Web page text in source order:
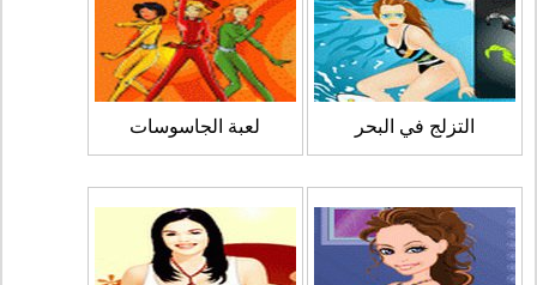
التزلج في البحر لعبة الجاسوسات